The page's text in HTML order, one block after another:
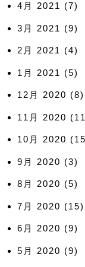
4月 2021 (7)
3月 2021 (9)
2月 2021 (4)
1月 2021 (5)
12月 2020 (8)
11月 2020
10月 2020
9月 2020 (3)
8月 2020 (5)
7月 2020 (15)
6月 2020 (9)
5月 2020 (9)